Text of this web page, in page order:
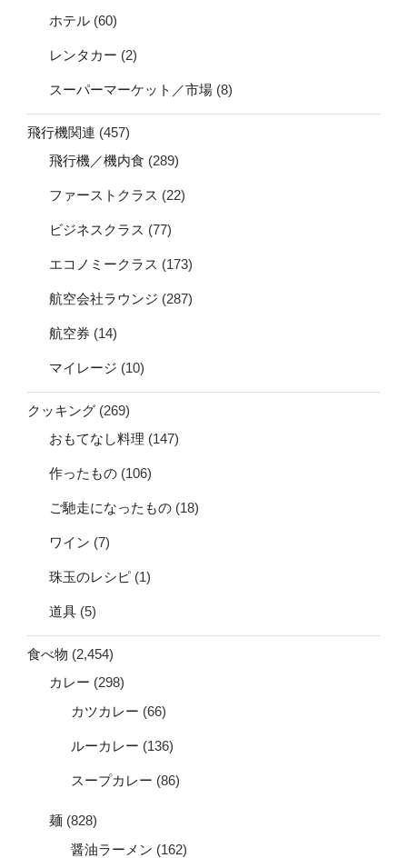
ホテル (60)
レンタカー (2)
スーパーマーケット／市場 (8)
飛行機関連 (457)
飛行機／機内食 (289)
ファーストクラス (22)
ビジネスクラス (77)
エコノミークラス (173)
航空会社ラウンジ (287)
航空券 (14)
マイレージ (10)
クッキング (269)
おもてなし料理 (147)
作ったもの (106)
ご馳走になったもの (18)
ワイン (7)
珠玉のレシピ (1)
道具 (5)
食べ物 (2,454)
カレー (298)
カツカレー (66)
ルーカレー (136)
スープカレー (86)
麺 (828)
醤油ラーメン (162)